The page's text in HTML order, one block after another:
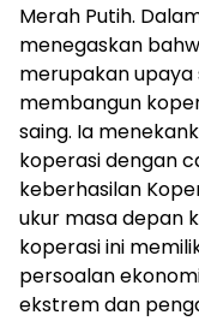
Merah Putih.
menegaskan
merupakan
membangun
saing. Ia
koperasi dengan
keberhasilan
ukur masa depan
koperasi ini
persoalan
ekstrem dan